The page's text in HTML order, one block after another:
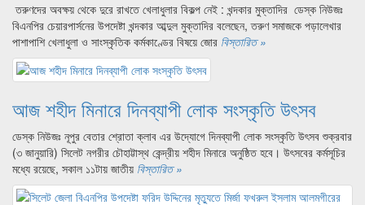
তরুণদের অবক্ষয় থেকে দুরে রাখতে খেলাধুলার বিকল্প নেই : খন্দকার মুক্তাদির ডেস্ক নিউজঃ
বিএনপির চেয়ারপার্সনের উপদেষ্টা খন্দকার আব্দুল মুক্তাদির বলেছেন, তরুণ সমাজকে পড়ালেখার
পাশাপাশি খেলাধুলা ও সাংস্কৃতিক কর্মকাণ্ডের বিষয়ে জোর বিস্তারিত »
আজ শহীদ মিনারে দিনব্যাপী লোক সংস্কৃতি উৎসব
ডেস্ক নিউজঃ নূপুর বেতার শ্রোতা ক্লাব এর উদ্যোগে দিনব্যাপী লোক সংস্কৃতি উৎসব শুক্রবার
(৩ জানুয়ারি) সিলেট নগরীর চৌহাট্টাস্থ কেন্দ্রীয় শহীদ মিনারে অনুষ্ঠিত হবে। উৎসবের কর্মসূচির
মধ্যে রয়েছে, সকাল ১১টায় জাতীয় বিস্তারিত »